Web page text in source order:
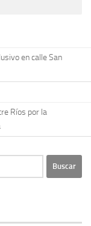
en calle San
Ríos por la